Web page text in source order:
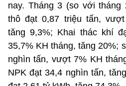
nay. Tháng 3 (so với tháng
thô đạt 0,87 triệu tấn,
tăng 9,3%; Khai thác khí
35,7% KH tháng, tăng 20%;
nghìn tấn, vượt 7% KH
NPK đạt 34,4 nghìn tấn,